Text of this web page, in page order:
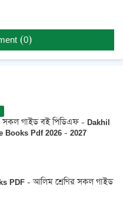
(0)
সকল গাইড বই পিডিএফ - Dakhil
Books Pdf 2026 - 2027
PDF - আলিম শ্রেণির সকল গাইড